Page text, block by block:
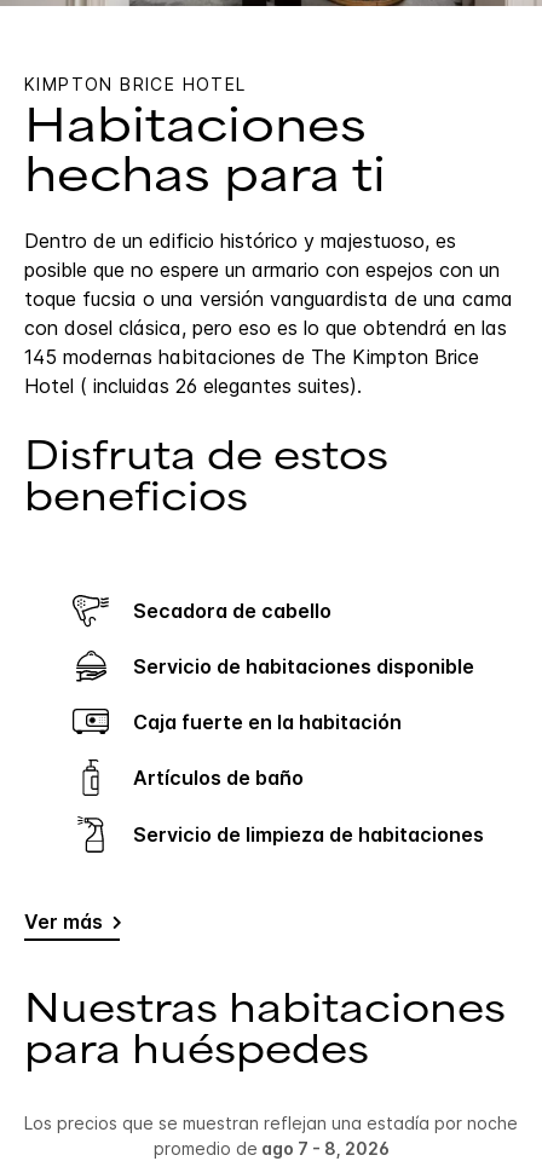
KIMPTON BRICE HOTEL
Habitaciones
hechas para ti
Dentro de un edificio histórico y majestuoso, es
posible que no espere un armario con espejos con un
toque fucsia o una versión vanguardista de una cama
con dosel clásica, pero eso es lo que obtendrá en las
145 modernas habitaciones de The Kimpton Brice
Hotel ( incluidas 26 elegantes suites).
Disfruta de estos
beneficios
Secadora de cabello
Servicio de habitaciones disponible
Caja fuerte en la habitación
Artículos de baño
Servicio de limpieza de habitaciones
Ver más
Nuestras habitaciones
para huéspedes
Los precios que se muestran reflejan una estadía por noche
promedio de ago 7 - 8, 2026